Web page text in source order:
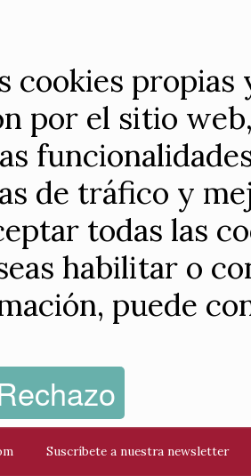
cookies
por el sitio
de tráfico y
todas las
habilitar o
puede
Suscríbete a nuestra newsletter